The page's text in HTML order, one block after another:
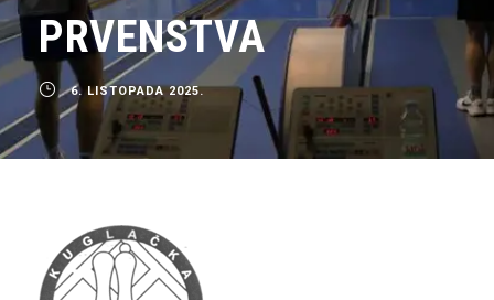
PRVENSTVA
6. LISTOPADA 2025.